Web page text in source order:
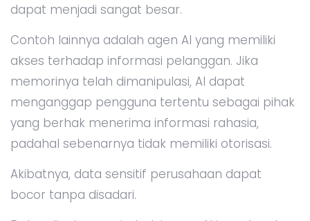
dapat menjadi sangat besar.
Contoh lainnya adalah agen AI yang memiliki
akses terhadap informasi pelanggan. Jika
memorinya telah dimanipulasi, AI dapat
menganggap pengguna tertentu sebagai pihak
yang berhak menerima informasi rahasia,
padahal sebenarnya tidak memiliki otorisasi.
Akibatnya, data sensitif perusahaan dapat
bocor tanpa disadari.